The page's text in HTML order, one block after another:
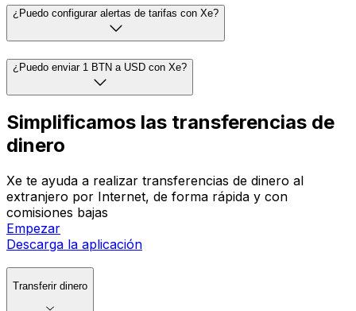
¿Puedo configurar alertas de tarifas con Xe?
¿Puedo enviar 1 BTN a USD con Xe?
Simplificamos las transferencias de
dinero
Xe te ayuda a realizar transferencias de dinero al
extranjero por Internet, de forma rápida y con
comisiones bajas
Empezar
Descarga la aplicación
Transferir dinero